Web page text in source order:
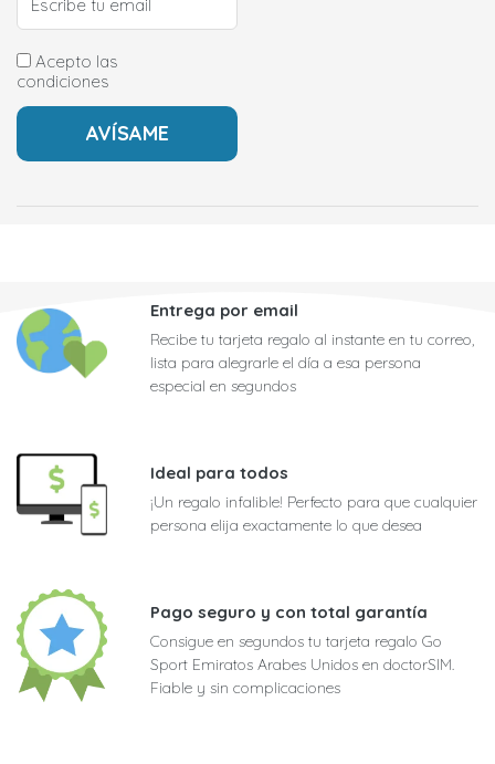
Acepto las
condiciones
Entrega por email
Recibe tu tarjeta regalo al instante en tu correo,
lista para alegrarle el día a esa persona
especial en segundos
Ideal para todos
¡Un regalo infalible! Perfecto para que cualquier
persona elija exactamente lo que desea
Pago seguro y con total garantía
Consigue en segundos tu tarjeta regalo Go
Sport Emiratos Arabes Unidos en doctorSIM.
Fiable y sin complicaciones